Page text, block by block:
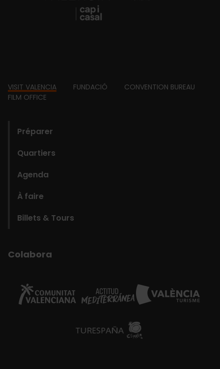
Footer
VISIT VALENCIA FUNDACIÓ
CONVENTION BUREAU
FILM OFFICE
Préparer
Quartiers
Agenda
À faire
Billets & Tours
Colabora